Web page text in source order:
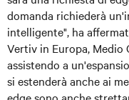
domanda richiederà
intelligente", ha
Vertiv in Europa, Medio
assistendo a
si estenderà anche ai